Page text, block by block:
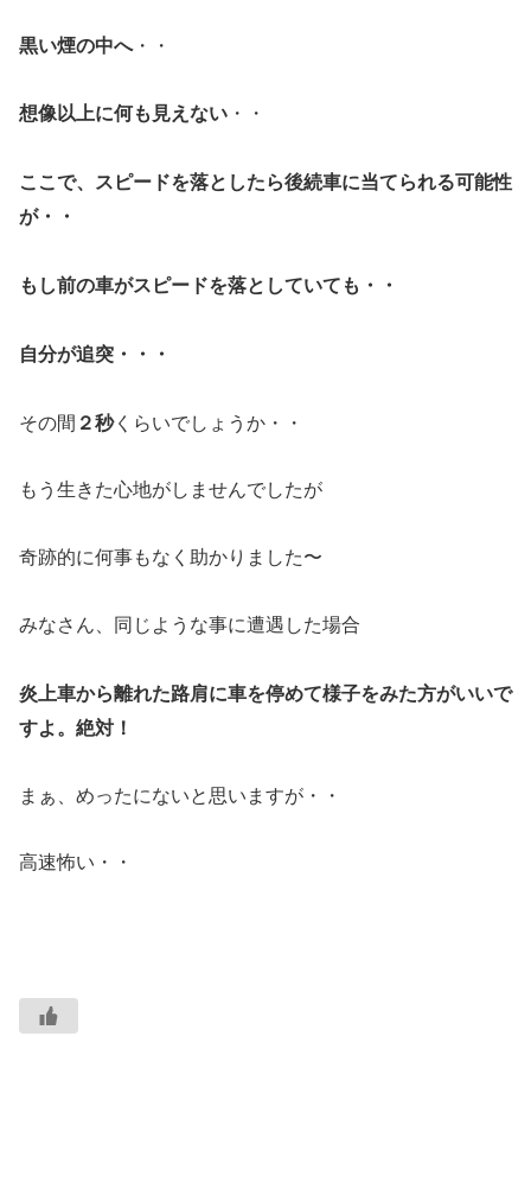
黒い煙の中へ・・
想像以上に何も見えない ・・
ここで、スピードを落としたら後続車に当てられる可能性
が・・
もし前の車がスピードを落としていても・・
自分が追突・・・
その間 ２秒くらいでしょうか・・
もう生きた心地がしませんでしたが
奇跡的に何事もなく助かりました〜
みなさん、同じような事に遭遇した場合
炎上車から離れた路肩に車を停めて様子をみた方がいいで
すよ。絶対！
まぁ、めったにないと思いますが・・
高速怖い・・